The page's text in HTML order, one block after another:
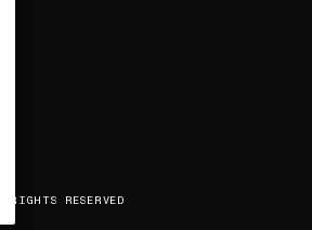
RESERVED